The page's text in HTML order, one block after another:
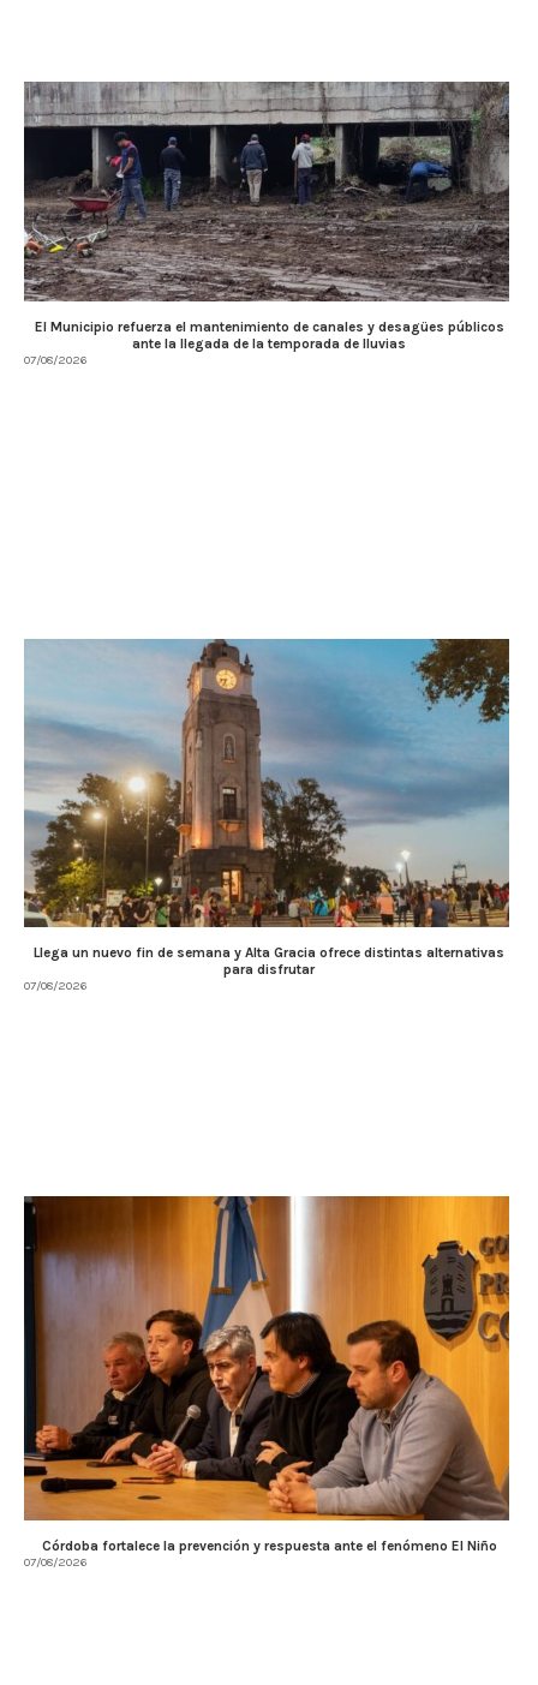
El Municipio refuerza el mantenimiento de canales y desagües públicos
ante la llegada de la temporada de lluvias
07/08/2026
Llega un nuevo fin de semana y Alta Gracia ofrece distintas alternativas
para disfrutar
07/08/2026
Córdoba fortalece la prevención y respuesta ante el fenómeno El Niño
07/08/2026